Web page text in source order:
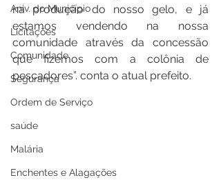
Aniv. do Município
Licitações
Comunidade
Segurança
Ordem de Serviço
saúde
Malária
Enchentes e Alagações
na produção do nosso gelo, e já
estamos vendendo na nossa
comunidade através da concessão
que fizemos com a colônia de
pescadores”. conta o atual prefeito.